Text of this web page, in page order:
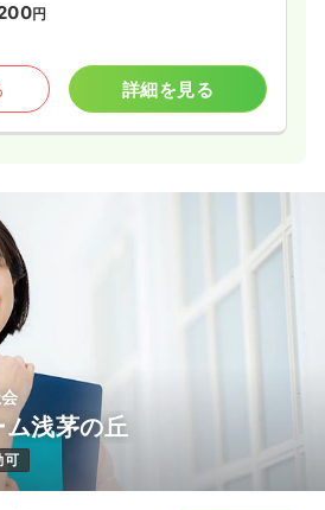
円
詳細を見る
浅茅の丘
可